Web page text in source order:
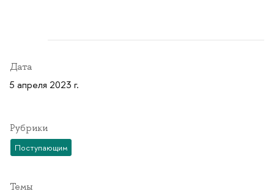
Дата
5 апреля 2023 г.
Рубрики
Поступающим
Темы